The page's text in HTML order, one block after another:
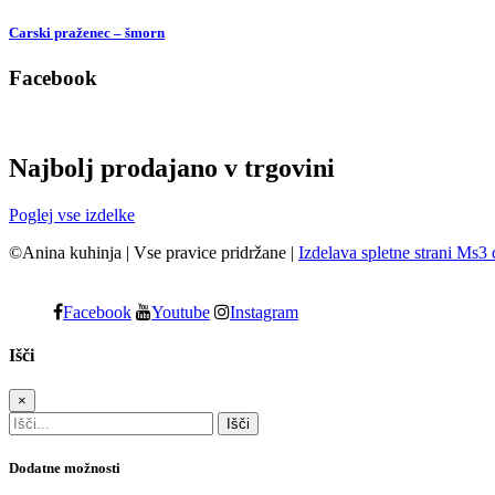
Carski praženec – šmorn
Facebook
Najbolj prodajano v trgovini
Poglej vse izdelke
©Anina kuhinja | Vse pravice pridržane | Izdelava spletne strani Ms3
Facebook Youtube Instagram
Išči
×
Dodatne možnosti